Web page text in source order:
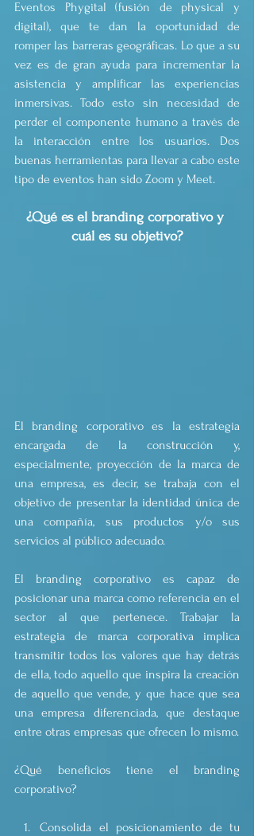
Eventos Phygital (fusión de physical y
digital), que te dan la oportunidad de
romper las barreras geográficas. Lo que a su
vez es de gran ayuda para incrementar la
asistencia y amplificar las experiencias
inmersivas. Todo esto sin necesidad de
perder el componente humano a través de
la interacción entre los usuarios. Dos
buenas herramientas para llevar a cabo este
tipo de eventos han sido Zoom y Meet.
¿Qué es el branding corporativo y
cuál es su objetivo?
El branding corporativo es la estrategia
encargada de la construcción y,
especialmente, proyección de la marca de
una empresa, es decir, se trabaja con el
objetivo de presentar la identidad única de
una compañía, sus productos y/o sus
servicios al público adecuado.
El branding corporativo es capaz de
posicionar una marca como referencia en el
sector al que pertenece. Trabajar la
estrategia de marca corporativa implica
transmitir todos los valores que hay detrás
de ella, todo aquello que inspira la creación
de aquello que vende, y que hace que sea
una empresa diferenciada, que destaque
entre otras empresas que ofrecen lo mismo.
¿Qué beneficios tiene el branding
corporativo?
Consolida el posicionamiento de tu